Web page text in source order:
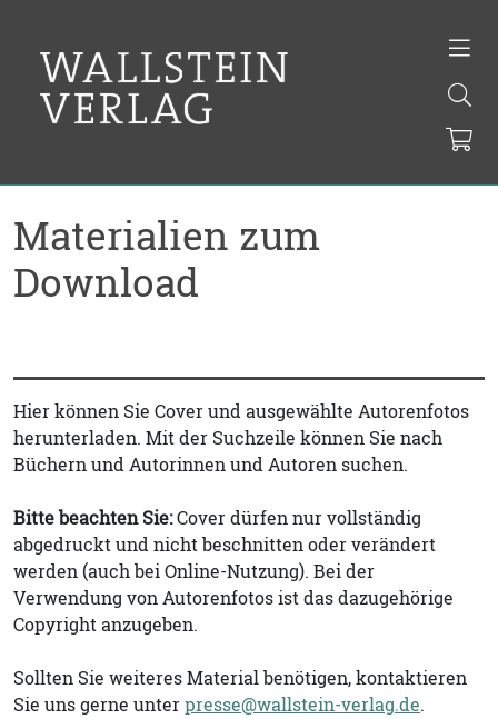
Materialien zum
Download
Hier können Sie Cover und ausgewählte Autorenfotos
herunterladen. Mit der Suchzeile können Sie nach
Büchern und Autorinnen und Autoren suchen.
Bitte beachten Sie:Cover dürfen nur vollständig
abgedruckt und nicht beschnitten oder verändert
werden (auch bei Online-Nutzung). Bei der
Verwendung von Autorenfotos ist das dazugehörige
Copyright anzugeben.
Sollten Sie weiteres Material benötigen, kontaktieren
Sie uns gerne unterpresse@wallstein-verlag.de.